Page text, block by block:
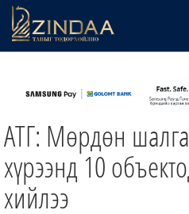
ТВ8
ӨГЛӨӨНИЙ СОНИН
АУДИО ЗОХИОЛ
ЗИНДАА СЭТГҮҮЛ
АТГ: Мөрдөн
хүрээнд 10
хийлээ